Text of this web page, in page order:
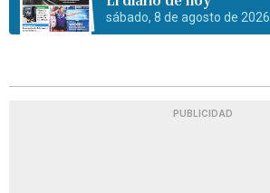
sábado, 8 de agosto de 2026
PUBLICIDAD